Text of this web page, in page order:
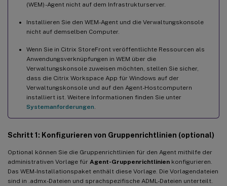
(WEM) -Agent nicht auf dem Infrastrukturserver.
Installieren Sie den WEM-Agent und die Verwaltungskonsole
nicht auf demselben Computer.
Wenn Sie in Citrix StoreFront veröffentlichte Ressourcen als
Anwendungsverknüpfungen in WEM über die
Verwaltungskonsole zuweisen möchten, stellen Sie sicher,
dass die Citrix Workspace App für Windows auf der
Verwaltungskonsole und auf den Agent-Hostcomputern
installiert ist. Weitere Informationen finden Sie unter
Systemanforderungen
Schritt 1: Konfigurieren von Gruppenrichtlinien (optional)
Optional können Sie die Gruppenrichtlinien für den Agent mithilfe der
administrativen Vorlage für Agent-Gruppenrichtlinien konfigurieren.
Das WEM-Installationspaket enthält diese Vorlage. Die Vorlagendateien
sind in .admx-Dateien und sprachspezifische ADML-Dateien unterteilt.